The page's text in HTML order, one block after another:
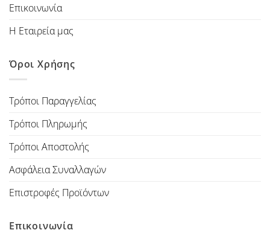
Επικοινωνία
Η Εταιρεία μας
Όροι Χρήσης
Τρόποι Παραγγελίας
Τρόποι Πληρωμής
Τρόποι Αποστολής
Ασφάλεια Συναλλαγών
Επιστροφές Προϊόντων
Επικοινωνία